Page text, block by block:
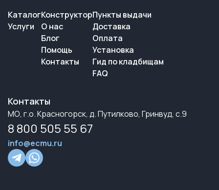
Каталог
Услуги
Конструктор
О нас
Блог
Помощь
Контакты
Пункты выдачи
Доставка
Оплата
Установка
Гид по кладбищам
FAQ
Контакты
МО, г.о. Красногорск, д. Путилково, Гринвуд, с.9
8 800 505 55 67
info@ecmu.ru